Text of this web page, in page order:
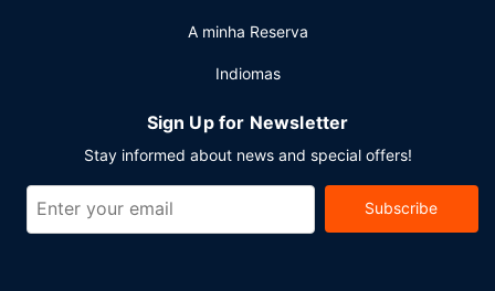
A minha Reserva
Indiomas
Sign Up for Newsletter
Stay informed about news and special offers!
Subscribe